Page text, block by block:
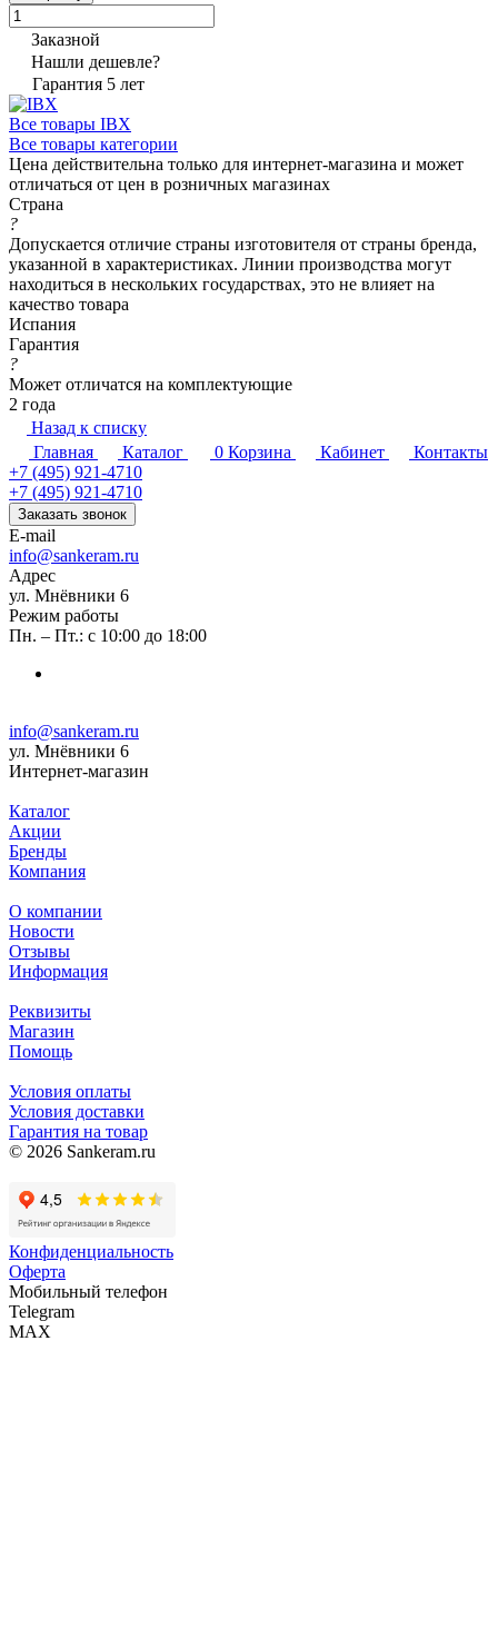
Заказной
Нашли дешевле?
Гарантия 5 лет
Все товары IBX
Все товары категории
Цена действительна только для интернет-магазина и может
отличаться от цен в розничных магазинах
Страна
?
Допускается отличие страны изготовителя от страны бренда,
указанной в характеристиках. Линии производства могут
находиться в нескольких государствах, это не влияет на
качество товара
Испания
Гарантия
?
Может отличатся на комплектующие
2 года
Назад к списку
Главная
Каталог 0 Корзина Кабинет
Контакты
+7 (495) 921-4710
+7 (495) 921-4710
Заказать звонок
E-mail
info@sankeram.ru
Адрес
ул. Мнёвники 6
Режим работы
Пн. – Пт.: с 10:00 до 18:00
info@sankeram.ru
ул. Мнёвники 6
Интернет-магазин
Каталог
Акции
Бренды
Компания
О компании
Новости
Отзывы
Информация
Реквизиты
Магазин
Помощь
Условия оплаты
Условия доставки
Гарантия на товар
© 2026 Sankeram.ru
Конфиденциальность
Оферта
Мобильный телефон
Telegram
MAX